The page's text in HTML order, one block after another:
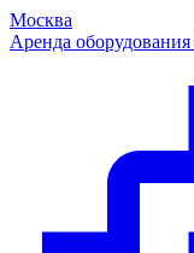
Москва
Аренда оборудования